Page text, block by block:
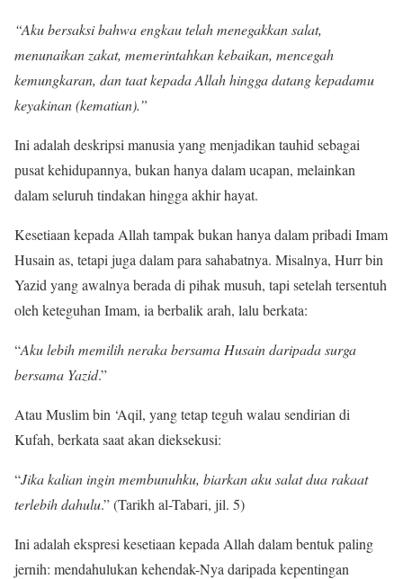
“Aku bersaksi bahwa engkau telah menegakkan salat,
menunaikan zakat, memerintahkan kebaikan, mencegah
kemungkaran, dan taat kepada Allah hingga datang kepadamu
keyakinan (kematian).”
Ini adalah deskripsi manusia yang menjadikan tauhid sebagai
pusat kehidupannya, bukan hanya dalam ucapan, melainkan
dalam seluruh tindakan hingga akhir hayat.
Kesetiaan kepada Allah tampak bukan hanya dalam pribadi Imam
Husain as, tetapi juga dalam para sahabatnya. Misalnya, Hurr bin
Yazid yang awalnya berada di pihak musuh, tapi setelah tersentuh
oleh keteguhan Imam, ia berbalik arah, lalu berkata:
“Aku lebih memilih neraka bersama Husain daripada surga
bersama Yazid.”
Atau Muslim bin ‘Aqil, yang tetap teguh walau sendirian di
Kufah, berkata saat akan dieksekusi:
“Jika kalian ingin membunuhku, biarkan aku salat dua rakaat
terlebih dahulu.” (Tarikh al-Tabari, jil. 5)
Ini adalah ekspresi kesetiaan kepada Allah dalam bentuk paling
jernih: mendahulukan kehendak-Nya daripada kepentingan